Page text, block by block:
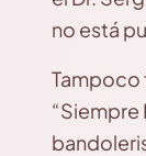
no está
Tampoco
“Siempre